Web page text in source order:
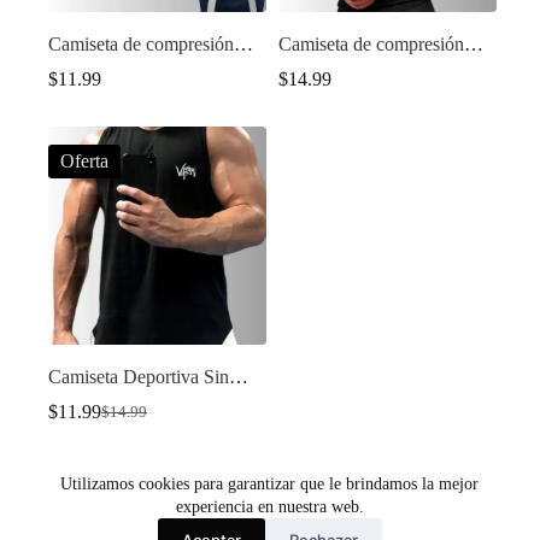
Utilizamos cookies para garantizar que le brindamos la mejor
experiencia en nuestra web.
Camiseta de compresión
Gymshark
$11.99
Camiseta de compresión
Gymshark 2
$14.99
Oferta
Camiseta Deportiva Sin
Mangas de Secado Rápido
$14.99
El
era:
$11.99El
es: